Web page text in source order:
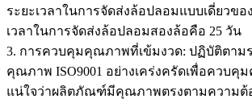
ระยะเวลาในการจัดส่งล้อปลอมแบบเดี่ยวขอ
เวลาในการจัดส่งล้อปลอมสองล้อคือ 25 วัน
3. การควบคุมคุณภาพที่เข้มงวด: ปฏิบัติตาม
คุณภาพ ISO9001 อย่างเคร่งครัดเพื่อควบคุ
แน่ใจว่าผลิตภัณฑ์มีคุณภาพตรงตามความต้